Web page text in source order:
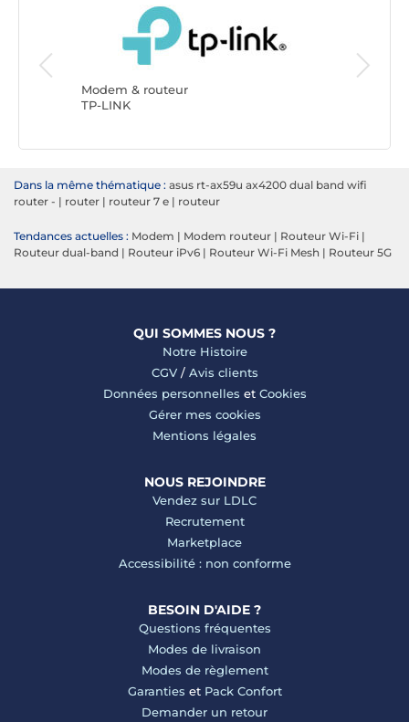
Modem & routeur
TP-LINK
Dans la même thématique : asus rt-ax59u ax4200 dual band wifi
router - | router | routeur 7 e | routeur
Tendances actuelles : Modem | Modem routeur | Routeur Wi-Fi |
Routeur dual-band | Routeur iPv6 | Routeur Wi-Fi Mesh | Routeur 5G
QUI SOMMES NOUS ?
Notre Histoire
CGV/ Avis clients
Données personnelles et Cookies
Gérer mes cookies
Mentions légales
NOUS REJOINDRE
Vendez sur LDLC
Recrutement
Marketplace
Accessibilité : non conforme
BESOIN D'AIDE ?
Questions fréquentes
Modes de livraison
Modes de règlement
Garanties et Pack Confort
Demander un retour